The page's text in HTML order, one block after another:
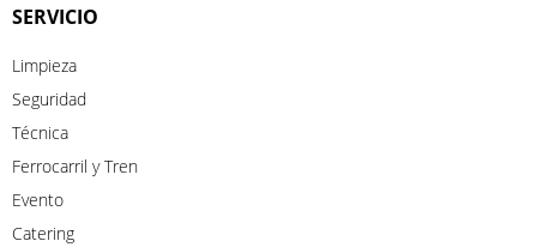
SERVICIO
Limpieza
Seguridad
Técnica
Ferrocarril yTren
Evento
Catering